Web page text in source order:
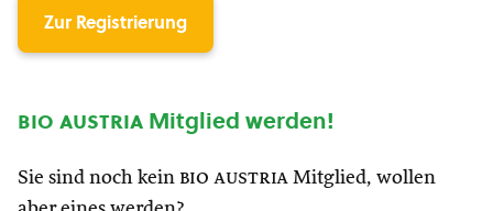
Zur Registrierung
bio austria Mitglied werden!
Sie sind noch kein bio austria Mitglied, wollen